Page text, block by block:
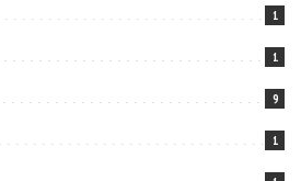
1
1
9
1